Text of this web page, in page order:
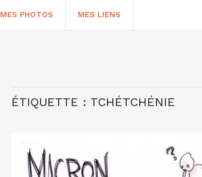
MES PHOTOS MES LIENS
ÉTIQUETTE : TCHÉTCHÉNIE